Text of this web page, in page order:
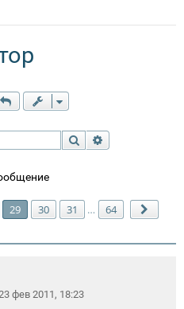
Поиск
29 30 31 … 64
фев 2011, 18:23